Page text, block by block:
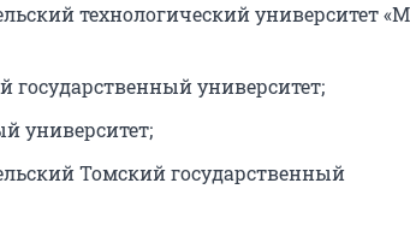
технологический университет
государственный университет;
университет;
Томский государственный